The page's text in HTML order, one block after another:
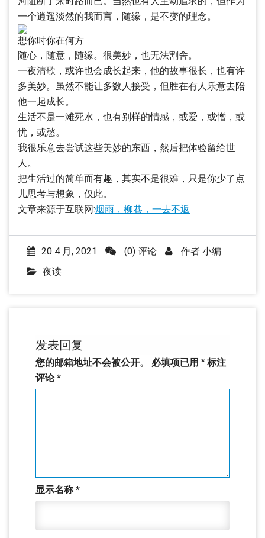
一个逍遥淡然的我而言，随缘，是不变的理念。
想你时你在何方
随心，随意，随缘。很美妙，也无法割舍。
一夜清歌，或许也会成长起来，他的故事很长，也有许
多美妙。虽然不能让多数人接受，但胜在有人乐意去陪
他一起成长。
生活不是一滩死水，也有别样的情感，或爱，或憎，或
忧，或愁。
我很乐意去尝试这些美妙的东西，然后把体验留给世
人。
把生活过的简单而有趣，其实不是很难，只是你少了点
儿思考与想象，仅此。
文章来源于互联网:烟雨，柳巷，一去不返
20 4 月, 2021 (0) 评论 作者 小编
夜读
发表回复
您的邮箱地址不会被公开。 必填项已用 * 标注
评论*
显示名称*